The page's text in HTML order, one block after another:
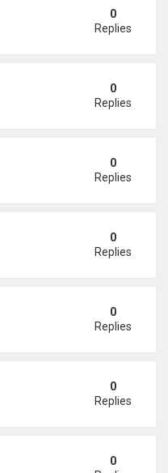
công tác quan chức 'nói
0
Replies
Của Căn Bệnh Đoạt
0
Replies
lượng tại Mỹ
0
Replies
thực khách Mỹ
0
Replies
dv Đức Tiến
0
Replies
búp bê bỏ showbiz lấy
0
Replies
0